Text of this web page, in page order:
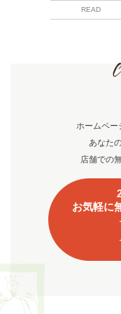
READ
ホームペー
あなた
店舗での
お気軽に